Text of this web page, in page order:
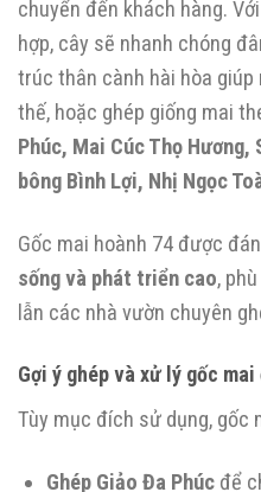
chuyển đến khách hàng.
hợp, cây sẽ nhanh chóng
trúc thân cành hài hòa giúp
thế, hoặc ghép giống mai
Phúc, Mai Cúc Thọ Hương,
bông Bình Lợi, Nhị Ngọc
Gốc mai hoành 74 được
sống và phát triển cao,
lẫn các nhà vườn chuyên
Gợi ý ghép và xử lý gốc mai
Tùy mục đích sử dụng, gốc
Ghép Giảo Đa Phúcđể